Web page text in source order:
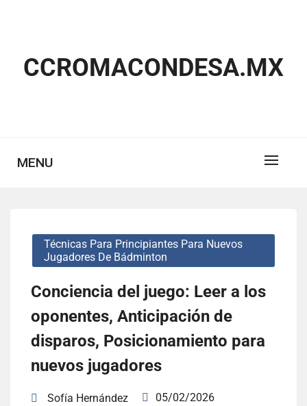
CCROMACONDESA.MX
MENU
Técnicas Para Principiantes Para Nuevos
Jugadores De Bádminton
Conciencia del juego: Leer a los
oponentes, Anticipación de
disparos, Posicionamiento para
nuevos jugadores
Sofía Hernández
05/02/2026